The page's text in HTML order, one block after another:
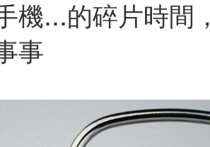
機...的碎片時間，
事